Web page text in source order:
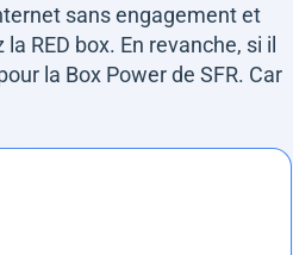
sans engagement et
RED box. En revanche, si il
la Box Power de SFR. Car